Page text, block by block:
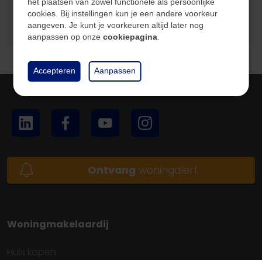
Verzend
Ontvang woningalert
Woningmakelaardij
Huis kopen
het plaatsen van zowel functionele als persoonlijke
cookies. Bij instellingen kun je een andere voorkeur
aangeven. Je kunt je voorkeuren altijd later nog
aanpassen op onzecookiepagina
Accepteren Aanpassen